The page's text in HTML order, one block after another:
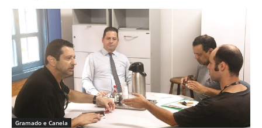
Gramado e Canela